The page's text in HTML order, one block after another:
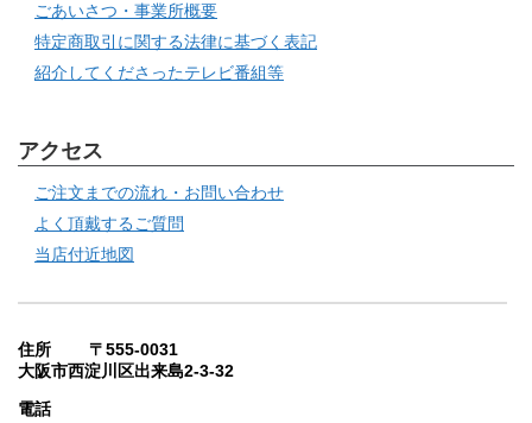
ごあいさつ・事業所概要
特定商取引に関する法律に基づく表記
紹介してくださったテレビ番組等
アクセス
ご注文までの流れ・お問い合わせ
よく頂戴するご質問
当店付近地図
住所 〒555-0031
大阪市西淀川区出来島2-3-32
電話